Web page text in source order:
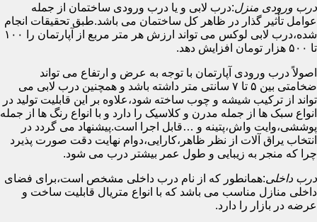
درب ورودی منزل:درب لابی و یا درب ورودی ساختمان از جمله
عوامل تأثیر گذار در ظاهر کل ساختمان می باشد.طبق تحقیقات انجام
شده،درب لابی لوکس می تواند ارزش هر متر مربع از آپارتمان را ۱۰۰
تا ۵۰۰ هزار تومان افزایش دهد.
اصولاً درب ورودی آپارتمان با توجه به عرض و ارتفاع می تواند
ضخامتی بین ۵ تا ۷ سانتی متر داشته باشد و همچنین درب لابی می
تواند از ترکیب شیشه و چوب ساخته شود،علاوه بر این قابلیت تولید در
انواع سبک ها از جمله مدرن و کلاسیک را دارد و با انواع رنگ ها از جمله
پوششی،وایت واش،پتینه و …قابل اجرا است.پیشنهاد می گردد در
انتخاب یراق آلات از نظر ظاهر،کارایی،دوام نهایت دقت صورت پذیرد
چرا که منجر به زیبایی و طول عمر بیشتر درب می شود.
درب داخلی:همانطور که از نام درب داخلی مشخص است،برای فضای
داخلی منازل مناسب می باشد که با انواع متریال قابلیت ساخت و
عرضه در بازار را دارد.